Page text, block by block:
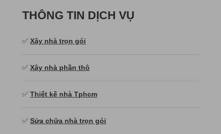
THÔNG TIN DỊCH VỤ
✅ Xây nhà trọn gói
✅ Xây nhà phần thô
✅ Thiết kế nhà Tphcm
✅ Sửa chữa nhà trọn gói